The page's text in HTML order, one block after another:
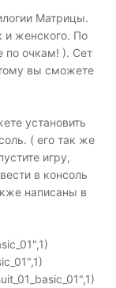
Матрицы.
и женского. По
по очкам! ). Сет
вы сможете
установить
( его так же
игру,
в консоль
написаны в